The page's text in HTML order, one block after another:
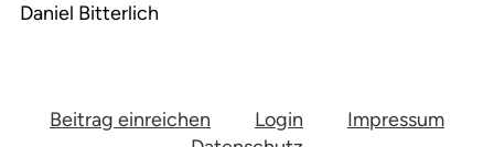
Daniel Bitterlich
Beitrag einreichen Login
Impressum